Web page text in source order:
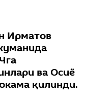
Ирматов
ва Осиё
қилинди.